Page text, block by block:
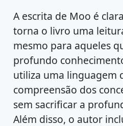
A escrita de Moo é
torna o livro uma
mesmo para aqueles
profundo
utiliza uma linguagem
compreensão dos
sem sacrificar a
Além disso, o autor